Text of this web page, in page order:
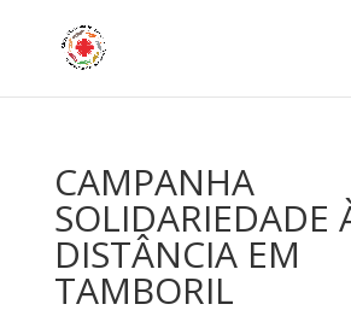
CAMPANHA
SOLIDARIEDADE
DISTÂNCIA EM
TAMBORIL